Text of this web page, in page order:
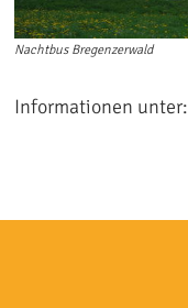
Nachtbus Bregenzerwald
Informationen unter: